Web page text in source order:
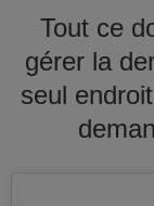
Tout ce
gérer la
seul